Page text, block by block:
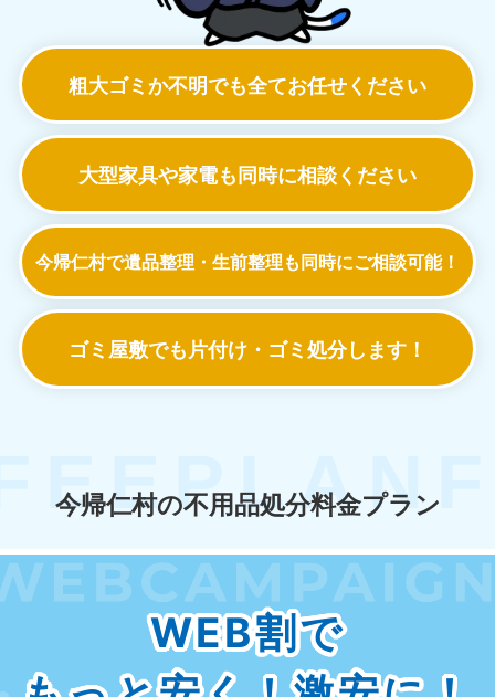
粗大ゴミか不明でも全てお任せください
大型家具や家電も同時に相談ください
今帰仁村で遺品整理・生前整理も同時にご相談可能！
ゴミ屋敷でも 片付け・ゴミ処分します！
今帰仁村の不用品処分料金プラン
WEB割で